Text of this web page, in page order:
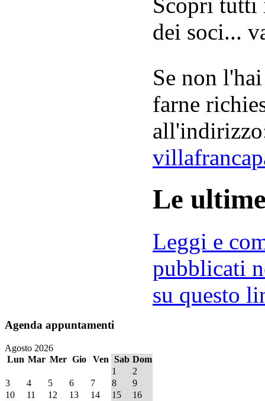
dei soci...
Se non
farne
Le
Leggi e
pubblicati
su questo
Agenda appuntamenti
Agosto 2026
Lun Mar Mer Gio Ven Sab Dom
1
2
3
4 5 6 7 8
9
10
11 12 13 14 15
16